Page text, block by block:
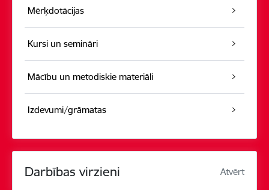
Mērķdotācijas
Kursi un semināri
Mācību un metodiskie materiāli
Izdevumi/grāmatas
Darbības virzieni Atvērt